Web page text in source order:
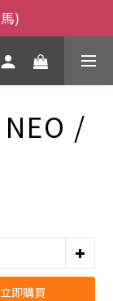
)
)
貨
)
/
立即購買